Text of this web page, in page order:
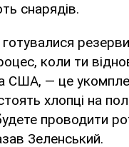
снарядів.
коли ти
США, — це
хлопці на
проводити
Зеленський.